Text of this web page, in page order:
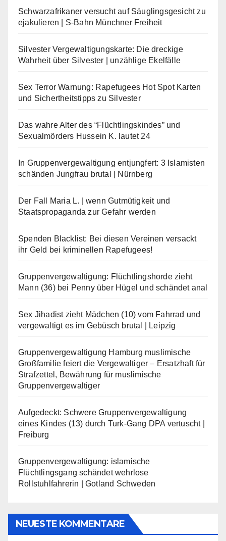
Schwarzafrikaner versucht auf Säuglingsgesicht zu
ejakulieren | S-Bahn Münchner Freiheit
Silvester Vergewaltigungskarte: Die dreckige
Wahrheit über Silvester | unzählige Ekelfälle
Sex Terror Warnung: Rapefugees Hot Spot Karten
und Sichertheitstipps zu Silvester
Das wahre Alter des “Flüchtlingskindes” und
Sexualmörders Hussein K. lautet 24
In Gruppenvergewaltigung entjungfert: 3 Islamisten
schänden Jungfrau brutal | Nürnberg
Der Fall Maria L. | wenn Gutmütigkeit und
Staatspropaganda zur Gefahr werden
Spenden Blacklist: Bei diesen Vereinen versackt
ihr Geld bei kriminellen Rapefugees!
Gruppenvergewaltigung: Flüchtlingshorde zieht
Mann (36) bei Penny über Hügel und schändet anal
Sex Jihadist zieht Mädchen (10) vom Fahrrad und
vergewaltigt es im Gebüsch brutal | Leipzig
Gruppenvergewaltigung Hamburg muslimische
Großfamilie feiert die Vergewaltiger – Ersatzhaft für
Strafzettel, Bewährung für muslimische
Gruppenvergewaltiger
Aufgedeckt: Schwere Gruppenvergewaltigung
eines Kindes (13) durch Turk-Gang DPA vertuscht |
Freiburg
Gruppenvergewaltigung: islamische
Flüchtlingsgang schändet wehrlose
Rollstuhlfahrerin | Gotland Schweden
NEUESTE KOMMENTARE